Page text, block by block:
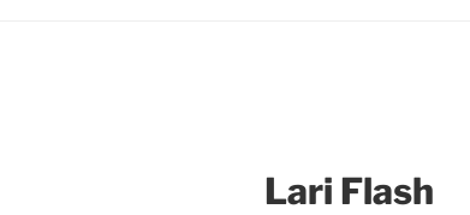
Lari Flash